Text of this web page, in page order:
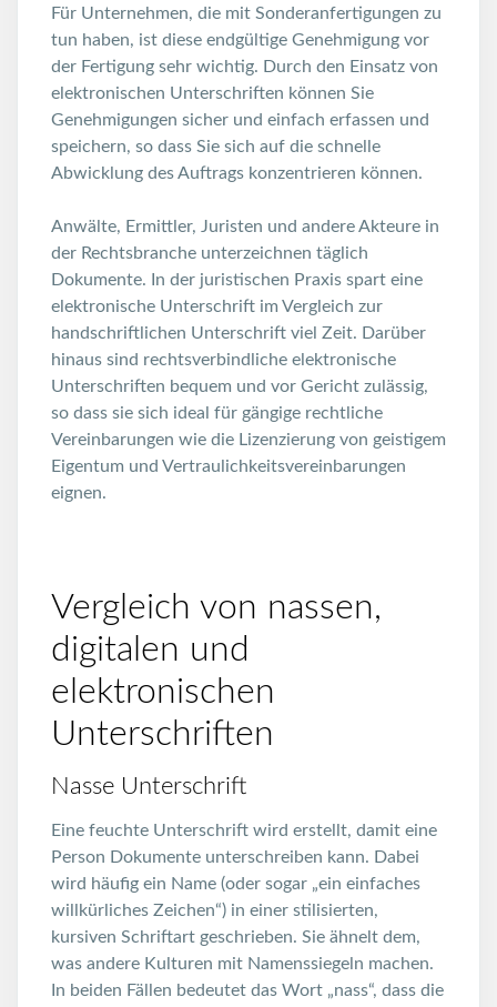
Für Unternehmen, die mit Sonderanfertigungen zu
tun haben, ist diese endgültige Genehmigung vor
der Fertigung sehr wichtig. Durch den Einsatz von
elektronischen Unterschriften können Sie
Genehmigungen sicher und einfach erfassen und
speichern, so dass Sie sich auf die schnelle
Abwicklung des Auftrags konzentrieren können.
Anwälte, Ermittler, Juristen und andere Akteure in
der Rechtsbranche unterzeichnen täglich
Dokumente. In der juristischen Praxis spart eine
elektronische Unterschrift im Vergleich zur
handschriftlichen Unterschrift viel Zeit. Darüber
hinaus sind rechtsverbindliche elektronische
Unterschriften bequem und vor Gericht zulässig,
so dass sie sich ideal für gängige rechtliche
Vereinbarungen wie die Lizenzierung von geistigem
Eigentum und Vertraulichkeitsvereinbarungen
eignen.
Vergleich von nassen,
digitalen und
elektronischen
Unterschriften
Nasse Unterschrift
Eine feuchte Unterschrift wird erstellt, damit eine
Person Dokumente unterschreiben kann. Dabei
wird häufig ein Name (oder sogar „ein einfaches
willkürliches Zeichen“) in einer stilisierten,
kursiven Schriftart geschrieben. Sie ähnelt dem,
was andere Kulturen mit Namenssiegeln machen.
In beiden Fällen bedeutet das Wort „nass“, dass die